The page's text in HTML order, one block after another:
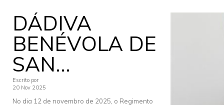
DÁDIVA
BENÉVOLA DE
SAN...
Escrito por
20 Nov 2025
No dia 12 de novembro de 2025, o Regimento